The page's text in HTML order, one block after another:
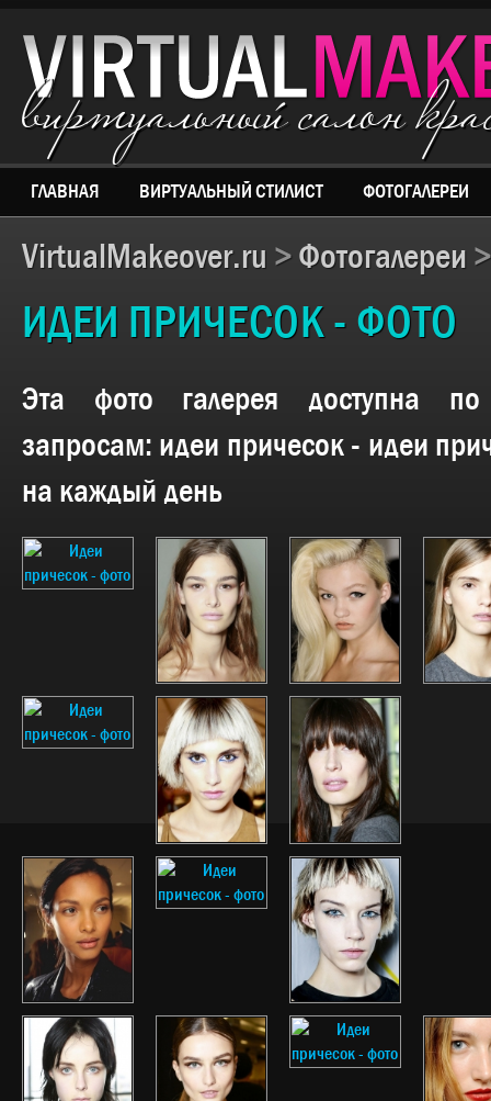
виртуальный салон
ГЛАВНАЯ ВИРТУАЛЬНЫЙ СТИЛИСТ ФОТОГАЛЕРЕИ
VirtualMakeover.ru > Фотогалереи
ИДЕИ ПРИЧЕСОК - ФОТО
Эта фото галерея доступна
запросам: идеи причесок - идеи
на каждый день